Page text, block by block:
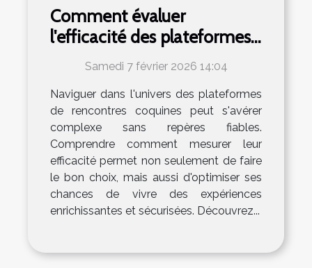
Comment évaluer
l'efficacité des plateformes
de rencontres coquines ?
Samedi 7 février 2026 14:04
Naviguer dans l'univers des plateformes
de rencontres coquines peut s'avérer
complexe sans repères fiables.
Comprendre comment mesurer leur
efficacité permet non seulement de faire
le bon choix, mais aussi d'optimiser ses
chances de vivre des expériences
enrichissantes et sécurisées. Découvrez...